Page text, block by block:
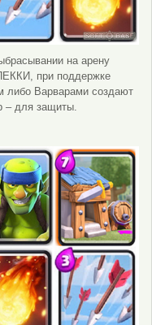
на арену
при поддержке
либо Варварами создают
– для защиты.